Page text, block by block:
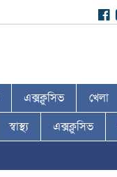
এক্সক্লুসিভ খেলা
স্বাস্থ্য এক্সক্লুসিভ